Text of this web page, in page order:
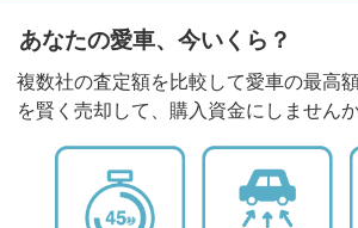
あなたの愛車、今いくら？
複数社の査定額を比較して愛車の最高
を賢く売却して、購入資金にしません